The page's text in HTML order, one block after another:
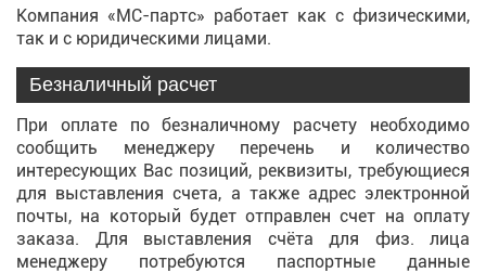
Компания «МС-партс» работает как с физическими,
так и с юридическими лицами.
Безналичный расчет
При оплате по безналичному расчету необходимо
сообщить менеджеру перечень и количество
интересующих Вас позиций, реквизиты, требующиеся
для выставления счета, а также адрес электронной
почты, на который будет отправлен счет на оплату
заказа. Для выставления счёта для физ. лица
менеджеру потребуются паспортные данные